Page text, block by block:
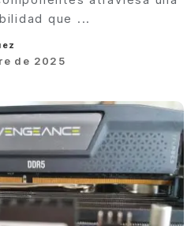
que ...
de 2025